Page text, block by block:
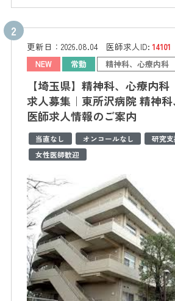
更新日： 2026.08.04 医師求人ID:14101
NEW 常勤 精神科、心療内科
【埼玉県】精神科、心療内
求人募集｜東所沢病院 精神
医師求人情報のご案内
当直なし オンコールなし
研究
女性医師歓迎